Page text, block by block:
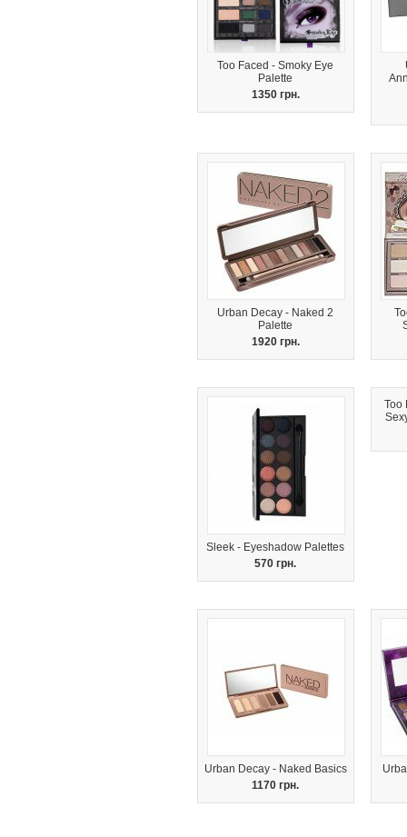
Too Faced - Smoky Eye
Palette
1350 грн.
Urban Decay - Naked 2
Palette
1920 грн.
Sleek - Eyeshadow Palettes
570 грн.
Too
Urban Decay - Naked Basics
1170 грн.